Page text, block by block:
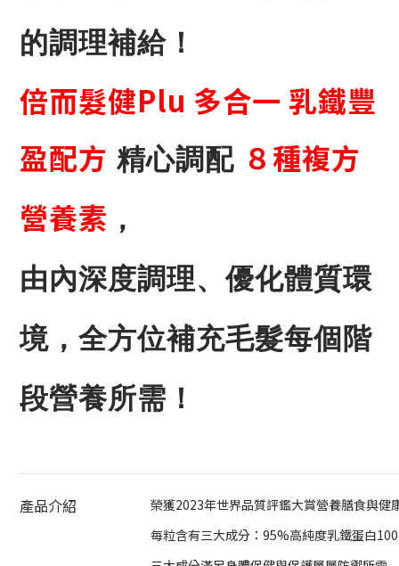
的調理補給！
倍而髮健Plu 多合一 乳鐵豐
盈配方 精心調配 ８種複方
營養素 ，
由內深度調理、優化體質環
境，全方位補充毛髮每個階
段營養所需！
產品介紹
榮獲2023年世界品質評鑑大賞營養膳食與健
每粒含有三大成分：95%高純度乳鐵蛋白